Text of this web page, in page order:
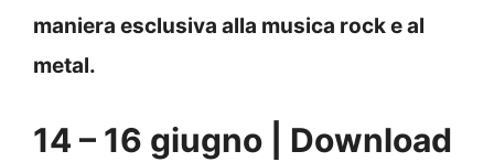
maniera esclusiva alla musica rock e al
metal.
14 – 16 giugno | Download